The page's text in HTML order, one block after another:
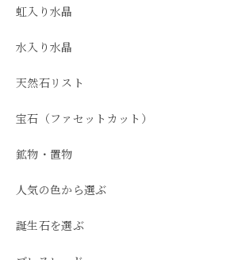
虹入り水晶
水入り水晶
天然石リスト
宝石（ファセットカット）
鉱物・置物
人気の色から選ぶ
誕生石を選ぶ